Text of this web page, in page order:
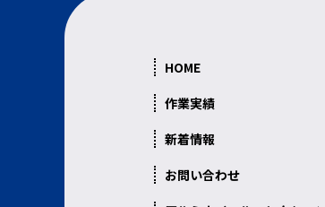
HOME
作業実績
新着情報
お問い合わせ